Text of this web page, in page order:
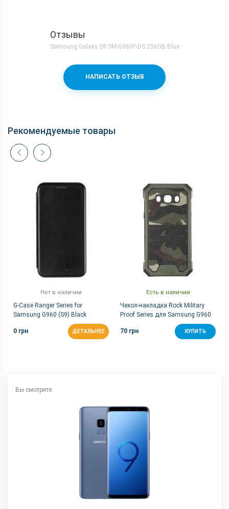
Процессор
Количество ядер 8
Основная камера, Мп
Корпус
Алюминий + стекло
147.7x68.7x8.5
Коммуникации
Bluetooth
FM-радио
Есть
Отзывы
Samsung Galaxy S9 SM-G960F-DS 256GB Blue
НАПИСАТЬ ОТЗЫВ
Рекомендуемые товары
Нет в наличии
G-Case Ranger Series for
Samsung G960 (S9) Black
0 грн ДЕТАЛЬНЕЕ
Есть в наличии
Чехол-накладка Rock Military
Proof Series для Samsung G960
70 грн
КУПИТЬ
Вы смотрите: